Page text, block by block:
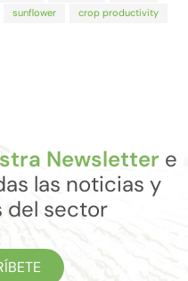
sunflower crop productivity
Newsletter e
las noticias y
del sector